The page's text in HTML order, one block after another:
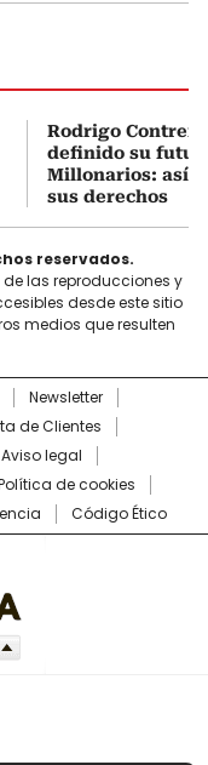
Rodrigo
definido su
Millonarios: así
sus derechos
reservados.
de las reproducciones y
desde este sitio
medios que resulten
Newsletter
de Clientes
Aviso legal
de cookies
Código Ético